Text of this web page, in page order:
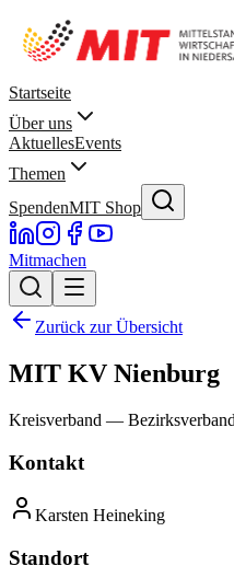
Startseite
Über uns
AktuellesEvents
Themen
SpendenMIT Shop
Mitmachen
Zurück zur Übersicht
MIT KV Nienburg
Kreisverband —
Kontakt
Karsten Heineking
Standort